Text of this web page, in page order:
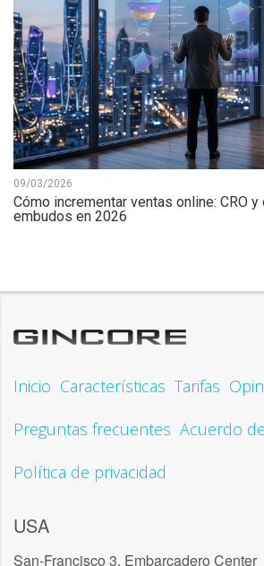
09/03/2026
Cómo incrementar ventas online: CRO
embudos en 2026
Inicio Características Tarifas
Preguntas frecuentes Acuerdo
Política de privacidad
USA
San-Francisco 3, Embarcadero Center